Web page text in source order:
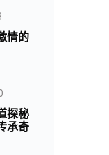
情的
探秘
承奇